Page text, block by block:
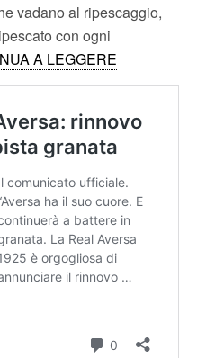
vadano al ripescaggio,
con ogni
A LEGGERE